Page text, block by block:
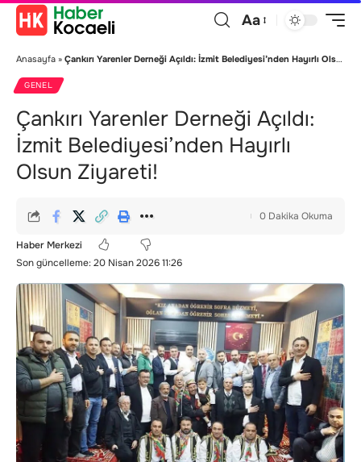
Aa
Anasayfa » Çankırı Yarenler Derneği Açıldı: İzmit Belediyesi’nden Hayırlı Olsun Ziyareti!
GENEL
Çankırı Yarenler Derneği Açıldı:
İzmit Belediyesi’nden Hayırlı
Olsun Ziyareti!
Son güncelleme: 20 Nisan 2026 11:26
Haber Merkezi
0 Dakika Okuma